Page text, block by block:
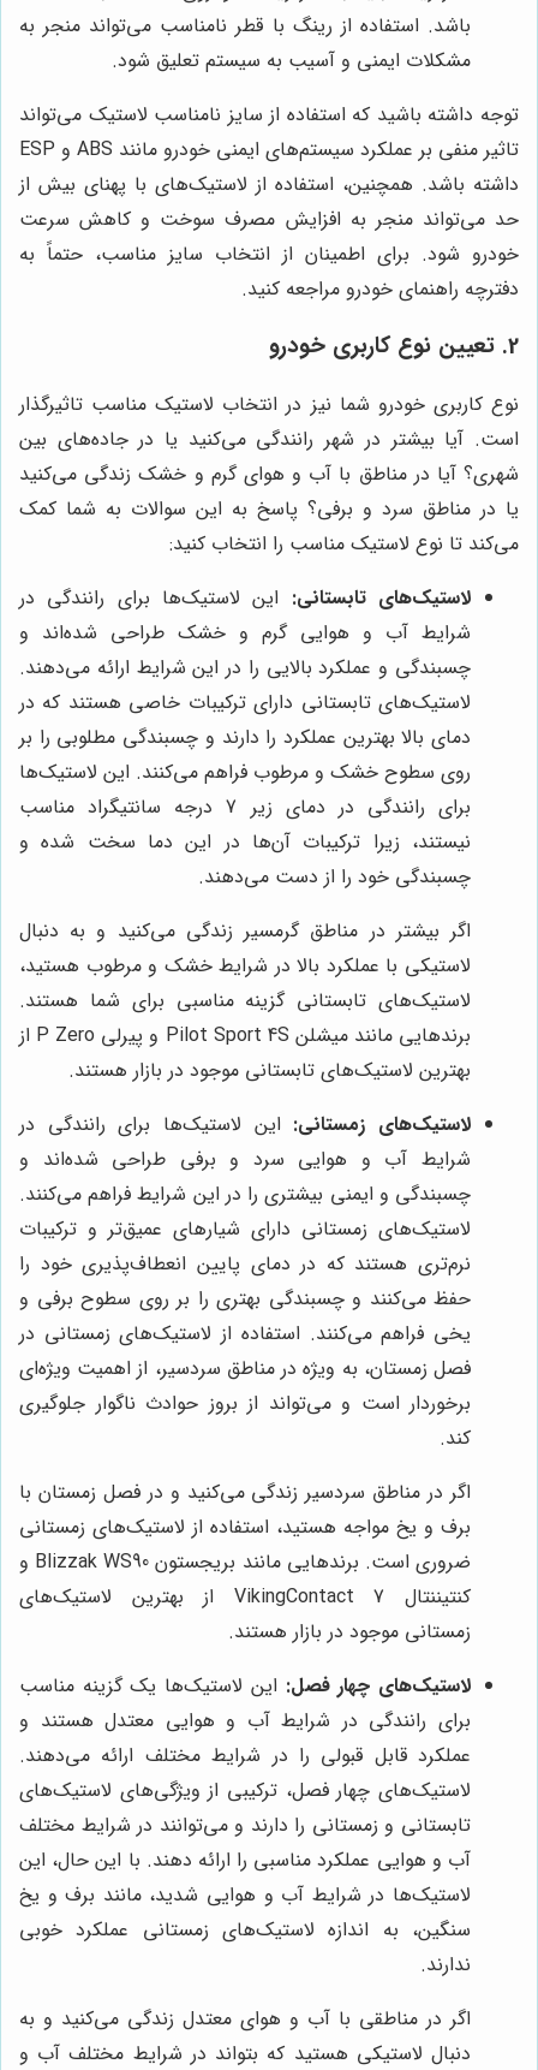
باشد. استفاده از رینگ با قطر نامناسب می‌تواند منجر به
مشکلات ایمنی و آسیب به سیستم تعلیق شود.
توجه داشته باشید که استفاده از سایز نامناسب لاستیک می‌تواند
تاثیر منفی بر عملکرد سیستم‌های ایمنی خودرو مانند ABS و ESP
داشته باشد. همچنین، استفاده از لاستیک‌های با پهنای بیش از
حد می‌تواند منجر به افزایش مصرف سوخت و کاهش سرعت
خودرو شود. برای اطمینان از انتخاب سایز مناسب، حتماً به
دفترچه راهنمای خودرو مراجعه کنید.
2. تعیین نوع کاربری خودرو
نوع کاربری خودرو شما نیز در انتخاب لاستیک مناسب تاثیرگذار
است. آیا بیشتر در شهر رانندگی می‌کنید یا در جاده‌های بین
شهری؟ آیا در مناطق با آب و هوای گرم و خشک زندگی می‌کنید
یا در مناطق سرد و برفی؟ پاسخ به این سوالات به شما کمک
می‌کند تا نوع لاستیک مناسب را انتخاب کنید:
لاستیک‌های تابستانی: این لاستیک‌ها برای رانندگی در
شرایط آب و هوایی گرم و خشک طراحی شده‌اند و
چسبندگی و عملکرد بالایی را در این شرایط ارائه می‌دهند.
لاستیک‌های تابستانی دارای ترکیبات خاصی هستند که در
دمای بالا بهترین عملکرد را دارند و چسبندگی مطلوبی را بر
روی سطوح خشک و مرطوب فراهم می‌کنند. این لاستیک‌ها
برای رانندگی در دمای زیر 7 درجه سانتیگراد مناسب
نیستند، زیرا ترکیبات آن‌ها در این دما سخت شده و
چسبندگی خود را از دست می‌دهند.
اگر بیشتر در مناطق گرمسیر زندگی می‌کنید و به دنبال
لاستیکی با عملکرد بالا در شرایط خشک و مرطوب هستید،
لاستیک‌های تابستانی گزینه مناسبی برای شما هستند.
برندهایی مانند میشلن Pilot Sport 4S و پیرلی P Zero از
بهترین لاستیک‌های تابستانی موجود در بازار هستند.
لاستیک‌های زمستانی: این لاستیک‌ها برای رانندگی در
شرایط آب و هوایی سرد و برفی طراحی شده‌اند و
چسبندگی و ایمنی بیشتری را در این شرایط فراهم می‌کنند.
لاستیک‌های زمستانی دارای شیارهای عمیق‌تر و ترکیبات
نرم‌تری هستند که در دمای پایین انعطاف‌پذیری خود را
حفظ می‌کنند و چسبندگی بهتری را بر روی سطوح برفی و
یخی فراهم می‌کنند. استفاده از لاستیک‌های زمستانی در
فصل زمستان، به ویژه در مناطق سردسیر، از اهمیت ویژه‌ای
برخوردار است و می‌تواند از بروز حوادث ناگوار جلوگیری
کند.
اگر در مناطق سردسیر زندگی می‌کنید و در فصل زمستان با
برف و یخ مواجه هستید، استفاده از لاستیک‌های زمستانی
ضروری است. برندهایی مانند بریجستون Blizzak WS90 و
کنتیننتال VikingContact 7 از بهترین لاستیک‌های
زمستانی موجود در بازار هستند.
لاستیک‌های چهار فصل: این لاستیک‌ها یک گزینه مناسب
برای رانندگی در شرایط آب و هوایی معتدل هستند و
عملکرد قابل قبولی را در شرایط مختلف ارائه می‌دهند.
لاستیک‌های چهار فصل، ترکیبی از ویژگی‌های لاستیک‌های
تابستانی و زمستانی را دارند و می‌توانند در شرایط مختلف
آب و هوایی عملکرد مناسبی را ارائه دهند. با این حال، این
لاستیک‌ها در شرایط آب و هوایی شدید، مانند برف و یخ
سنگین، به اندازه لاستیک‌های زمستانی عملکرد خوبی
ندارند.
اگر در مناطقی با آب و هوای معتدل زندگی می‌کنید و به
دنبال لاستیکی هستید که بتواند در شرایط مختلف آب و